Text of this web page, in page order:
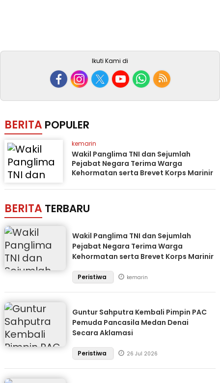
Ikuti Kami di
BERITA POPULER
kemarin
Wakil Panglima TNI dan Sejumlah
Pejabat Negara Terima Warga
Kehormatan serta Brevet Korps Marinir
BERITA TERBARU
Wakil Panglima TNI dan Sejumlah
Pejabat Negara Terima Warga
Kehormatan serta Brevet Korps Marinir
Peristiwa kemarin
Guntur Sahputra Kembali Pimpin PAC
Pemuda Pancasila Medan Denai
Secara Aklamasi
Peristiwa 26 Jul 2026